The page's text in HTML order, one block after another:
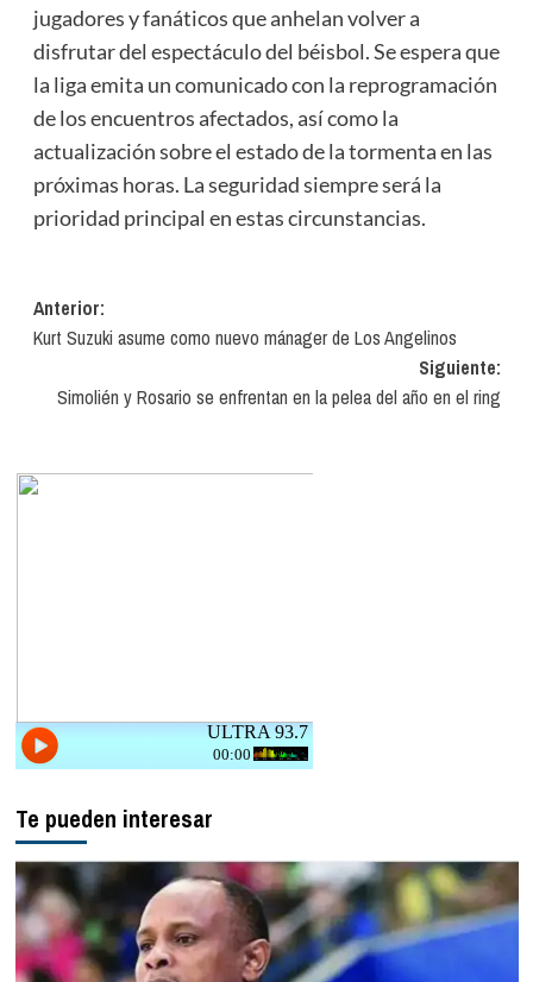
jugadores y fanáticos que anhelan volver a
disfrutar del espectáculo del béisbol. Se espera que
la liga emita un comunicado con la reprogramación
de los encuentros afectados, así como la
actualización sobre el estado de la tormenta en las
próximas horas. La seguridad siempre será la
prioridad principal en estas circunstancias.
Navegación
de
entradas
Anterior:
Kurt Suzuki asume como nuevo mánager de Los Angelinos
Siguiente:
Simolién y Rosario se enfrentan en la pelea del año en el ring
Te pueden interesar